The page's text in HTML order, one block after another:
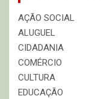
AÇÃO SOCIAL
ALUGUEL
CIDADANIA
COMÉRCIO
CULTURA
EDUCAÇÃO